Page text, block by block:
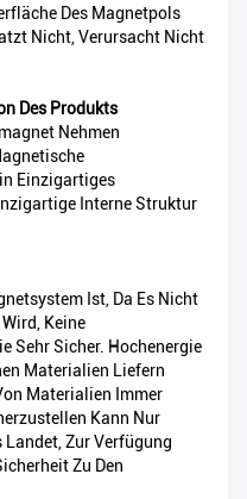
Des Magnetpols
Nicht, Verursacht Nicht
Des Produkts
Nehmen
Einzigartiges
Interne Struktur
Ist, Da Es Nicht
Keine
Sehr Sicher. Hochenergie
Materialien Liefern
Materialien Immer
Kann Nur
Landet, Zur Verfügung
Zu Den